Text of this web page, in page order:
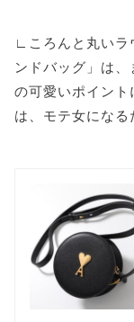
∟ころんと丸いラ
ンドバッグ」は
の可愛いポイン
は、モテ女にな